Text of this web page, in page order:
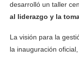
desarrolló un taller
al liderazgo y la
La visión para la
la inauguración